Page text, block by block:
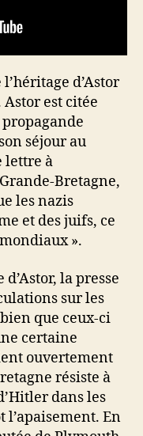
d’Astor
est citée
propagande
séjour au
lettre à
Bretagne,
les nazis
et des juifs, ce
».
la presse
sur les
que ceux-ci
certaine
ouvertement
résiste à
dans les
l’apaisement. En